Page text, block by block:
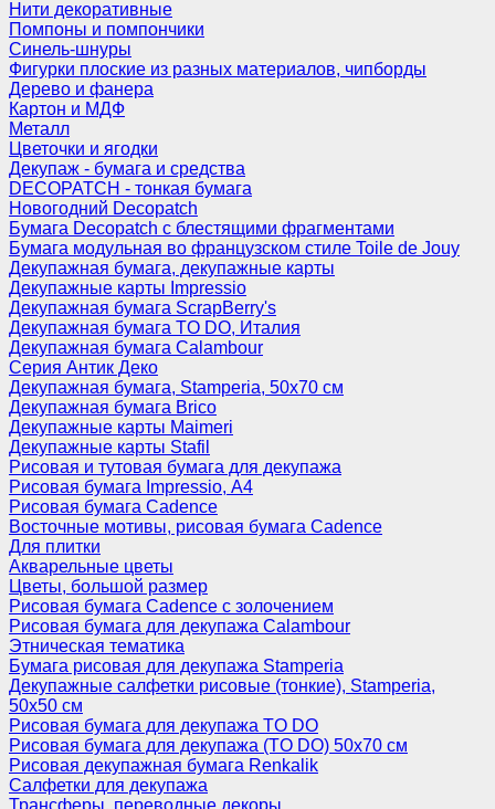
Нити декоративные
Помпоны и помпончики
Синель-шнуры
Фигурки плоские из разных материалов, чипборды
Дерево и фанера
Картон и МДФ
Металл
Цветочки и ягодки
Декупаж - бумага и средства
DECOPATCH - тонкая бумага
Новогодний Decopatch
Бумага Decopatch с блестящими фрагментами
Бумага модульная во французском стиле Toile de Jouy
Декупажная бумага, декупажные карты
Декупажные карты Impressio
Декупажная бумага ScrapBerry's
Декупажная бумага TO DO, Италия
Декупажная бумага Calambour
Серия Антик Деко
Декупажная бумага, Stamperia, 50х70 см
Декупажная бумага Brico
Декупажные карты Maimeri
Декупажные карты Stafil
Рисовая и тутовая бумага для декупажа
Рисовая бумага Impressio, А4
Рисовая бумага Cadence
Восточные мотивы, рисовая бумага Cadence
Для плитки
Акварельные цветы
Цветы, большой размер
Рисовая бумага Cadence c золочением
Рисовая бумага для декупажа Calambour
Этническая тематика
Бумага рисовая для декупажа Stamperia
Декупажные салфетки рисовые (тонкие), Stamperia,
50х50 см
Рисовая бумага для декупажа TO DO
Рисовая бумага для декупажа (TO DO) 50х70 см
Рисовая декупажная бумага Renkalik
Салфетки для декупажа
Трансферы, переводные декоры